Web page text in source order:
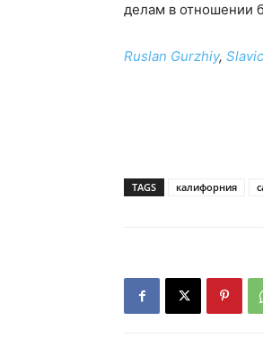
делам в отношении
Ruslan Gurzhiy,
TAGS калифорния